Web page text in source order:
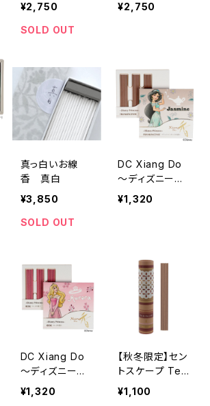
¥2,750
SOLD OUT
¥2,750
真っ白いお線
香 真白
¥3,850
SOLD OUT
DC Xiang Do
～ディズニープ
リンセス～フラン
クインセンスの
¥1,320
DC Xiang Do
～ディズニープ
リンセス～ロー
ズの香り
¥1,320
【秋冬限定】セン
トスケープ Tea
＆Hotmilk ステ
ィック40本入
¥1,100